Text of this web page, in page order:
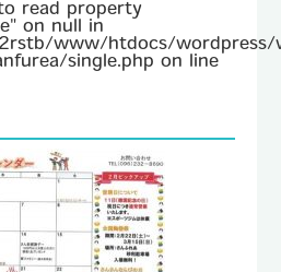
096-232-8692
read property
on null in
www/htdocs/wordpress/
single.php on line